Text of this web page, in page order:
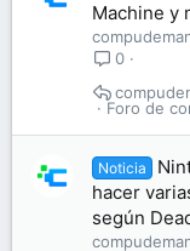
Machine y
0
Foro de
Noticia
hacer
según